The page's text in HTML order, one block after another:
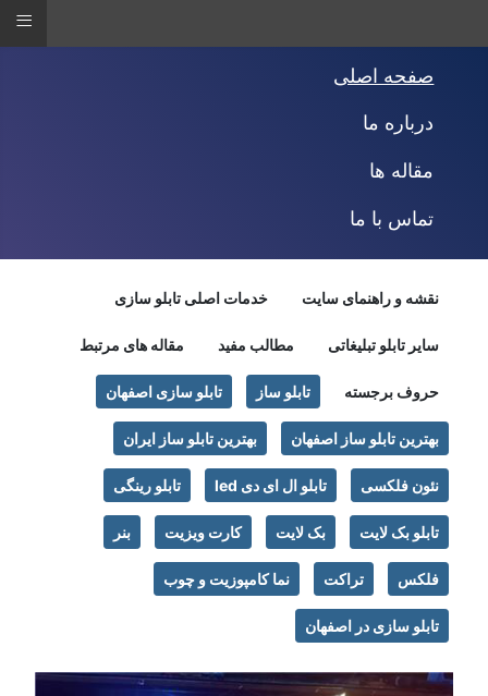
صفحه اصلی
درباره ما
مقاله ها
تماس با ما
نقشه و راهنمای سایت خدمات اصلی تابلو سازی
سایر تابلو تبلیغاتی مطالب مفید مقاله های مرتبط
حروف برجسته تابلو ساز تابلو سازی اصفهان
بهترین تابلو ساز اصفهان بهترین تابلو ساز ایران
نئون فلکسی تابلو ال ای دی led تابلو رینگی
تابلو بک لایت بک لایت کارت ویزیت بنر
فلکس تراکت نما کامپوزیت و چوب
تابلو سازی در اصفهان
≡